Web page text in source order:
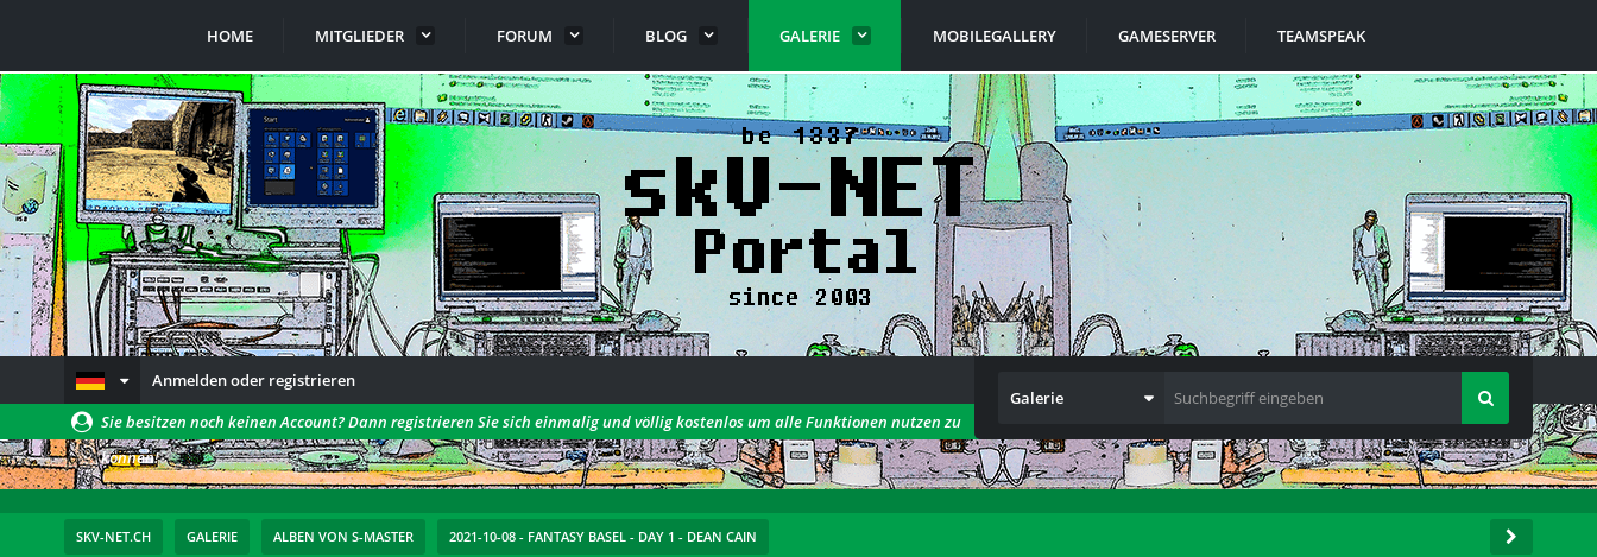
HOME MITGLIEDER FORUM BLOG GALERIE MOBILEGALLERY GAMESERVER TEAMSPEAK
Anmelden oder registrieren
Galerie
Sie besitzen noch keinen Account? Dann registrieren Sie sich einmalig und völlig kostenlos um alle Funktionen nutzen zu
können!
SKV-NET.CH GALERIE ALBEN VON S-MASTER 2021-10-08 - FANTASY BASEL - DAY 1 - DEAN CAIN